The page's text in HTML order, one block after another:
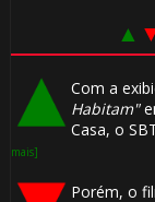
▲
Com a
Habitam"
Casa, o
mais]
Porém, o